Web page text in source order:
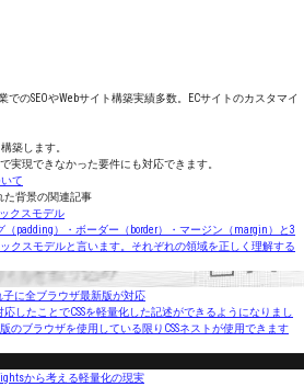
のSEOやWebサイト構築実績多数。ECサイトのカスタマイ
築します。
実現できなかった要件にも対応できます。
て
た背景の関連記事
クスモデル
padding）・ボーダー（border）・マージン（margin）と3
クスモデルと言います。それぞれの領域を正しく理解する
子に全ブラウザ最新版が対応
したことでCSSを軽量化した記述ができるようになりまし
のブラウザを使用している限りCSSネストが使用できます
から考える軽量化の現実